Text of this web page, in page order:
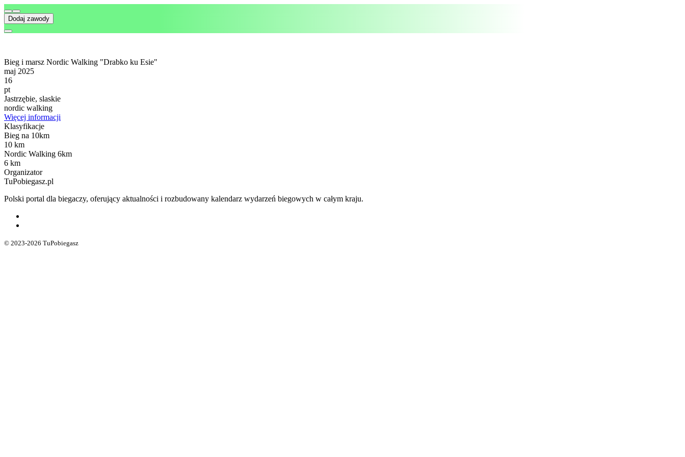
Dodaj zawody
Bieg i marsz Nordic Walking "Drabko ku Esie"
maj 2025
16
pt
Jastrzębie, slaskie
nordic walking
Więcej informacji
Klasyfikacje
Bieg na 10km
10 km
Nordic Walking 6km
6 km
Organizator
TuPobiegasz.pl
Polski portal dla biegaczy, oferujący aktualności i rozbudowany kalendarz wydarzeń biegowych w całym kraju.
© 2023-2026 TuPobiegasz